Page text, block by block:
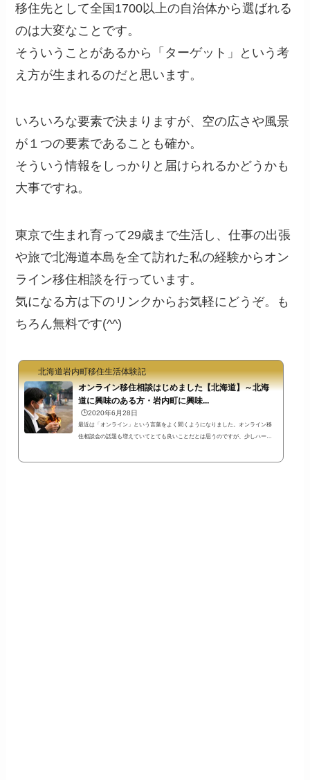
移住先として全国1700以上の自治体から選ばれる
のは大変なことです。
そういうことがあるから「ターゲット」という考
え方が生まれるのだと思います。
いろいろな要素で決まりますが、空の広さや風景
が１つの要素であることも確か。
そういう情報をしっかりと届けられるかどうかも
大事ですね。
東京で生まれ育って29歳まで生活し、仕事の出張
や旅で北海道本島を全て訪れた私の経験からオン
ライン移住相談を行っています。
気になる方は下のリンクからお気軽にどうぞ。も
ちろん無料です(^^)
北海道岩内町移住生活体験記
オンライン移住相談はじめました【北海道】～北海
道に興味のある方・岩内町に興味...
🕒️2020年6月28日
最近は「オンライン」という言葉をよく聞くようになりました。オンライン移
住相談会の話題も増えていてとても良いことだとは思うのですが、少しハード